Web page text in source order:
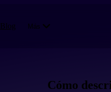
Blog Más
Cómo